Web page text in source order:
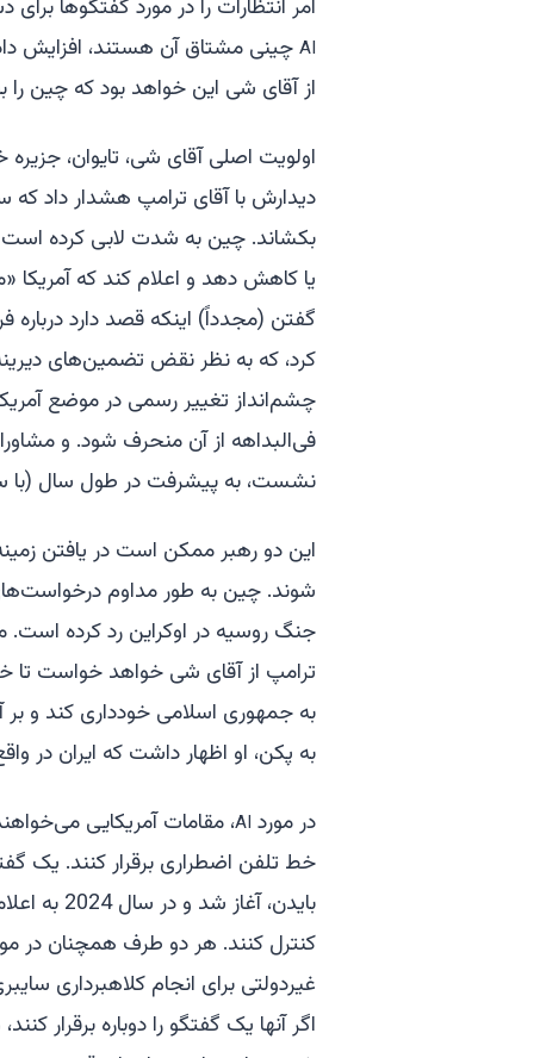
امر انتظارات را در مورد گفتگوها
AIچینی مشتاق آن هستند، افزایش
از آقای شی این خواهد بود که چین را
اولویت اصلی آقای شی، تایوان،
دیدارش با آقای ترامپ هشدار داد که
بکشاند. چین به شدت لابی کرده است
یا کاهش دهد و اعلام کند که آمریکا
گفتن (مجدداً) اینکه قصد دارد
کرد، که به نظر نقض تضمین‌های
چشم‌انداز تغییر رسمی در موضع
فی‌البداهه از آن منحرف شود. و
نشست، به پیشرفت در طول سال (با سه
این دو رهبر ممکن است در یافتن
شوند. چین به طور مداوم
جنگ روسیه در اوکراین رد کرده است.
ترامپ از آقای شی خواهد خواست تا
به جمهوری اسلامی خودداری کند و بر
به پکن، او اظهار داشت که ایران در
در مورد AI، مقامات آمریکایی
خط تلفن اضطراری برقرار کنند. یک
بایدن،
کنترل کنند. هر دو طرف همچنان در
غیردولتی برای انجام کلاهبرداری
اگر آنها یک گفتگو را دوباره برقرار